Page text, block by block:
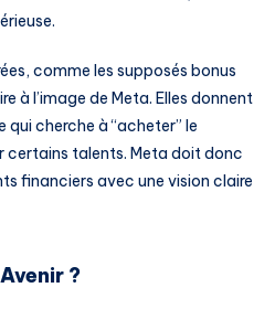
comme les supposés bonus
à l’image de Meta. Elles donnent
qui cherche à “acheter” le
certains talents. Meta doit donc
financiers avec une vision claire
?